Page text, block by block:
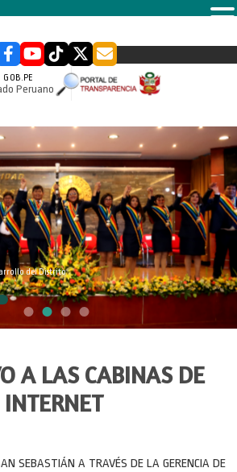
GOB.PE
Peruano
slider
del Distrito
A LAS CABINAS DE
INTERNET
SEBASTIÁN A TRAVÉS DE LA GERENCIA DE